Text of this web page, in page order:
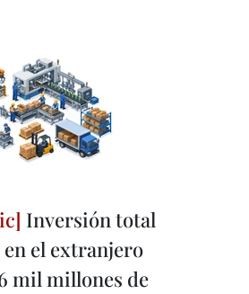
Inversión total
el extranjero
mil millones de